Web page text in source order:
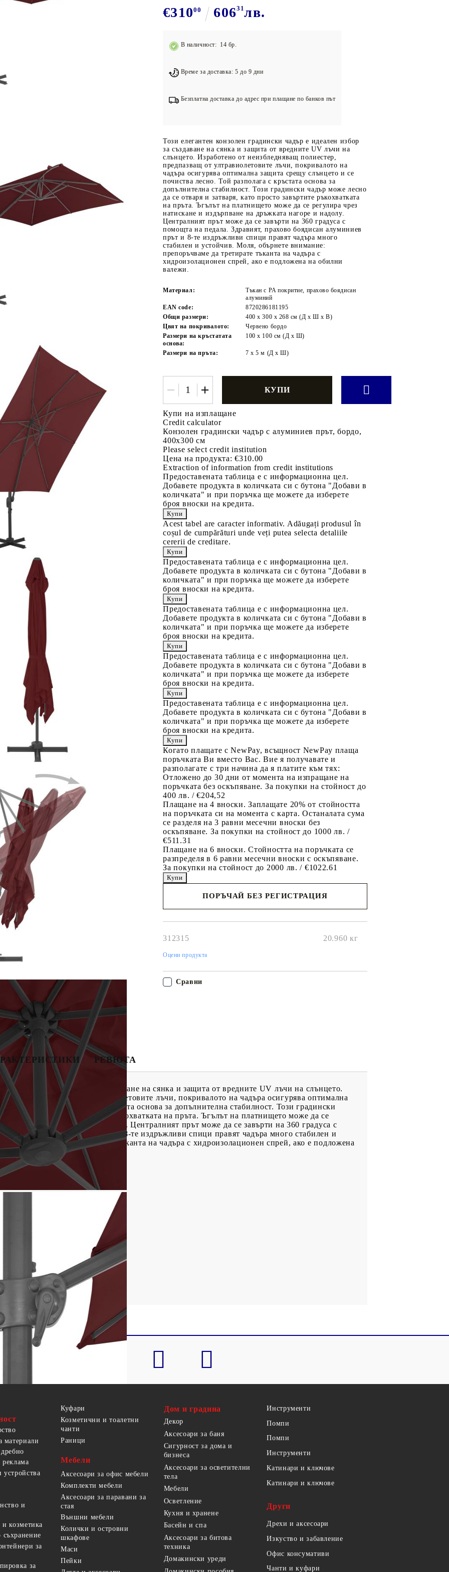
Подложки за фитнес уреди
Волейбол
€31000 60631лв.
В наличност: 14 бр.
Време за доставка: 5 до 9 дни
Безплатна доставка до адрес при плащане по банков път
Този елегантен конзолен градински чадър е идеален избор
за създаване на сянка и защита от вредните UV лъчи на
слънцето. Изработено от неизбледняващ полиестер,
предпазващ от ултравиолетовите лъчи, покривалото на
чадъра осигурява оптимална защита срещу слънцето и се
почиства лесно. Той разполага с кръстата основа за
допълнителна стабилност. Този градински чадър може лесно
да се отваря и затваря, като просто завъртите ръкохватката
на пръта. Ъгълът на платнището може да се регулира чрез
натискане и издърпване на дръжката нагоре и надолу.
Централният прът може да се завърти на 360 градуса с
помощта на педала. Здравият, прахово боядисан алуминиев
прът и 8-те издръжливи спици правят чадъра много
стабилен и устойчив. Моля, обърнете внимание:
препоръчваме да третирате тъканта на чадъра с
хидроизолационен спрей, ако е подложена на обилни
валежи.
Материал:
Тъкан с PA покритие, прахово боядисан
алуминий
EAN code:
8720286181195
Общи размери:
400 x 300 x 268 cм (Д x Ш x В)
Цвят на покривалото:
Червено бордо
Размери на кръстатата
основа:
100 x 100 см (Д x Ш)
Размери на пръта: 7 x 5 м (Д x Ш)
Купи на изплащане
Credit calculator
Конзолен градински чадър с алуминиев прът, бордо,
400x300 см
Please select credit institution
Цена на продукта: €310.00
Extraction of information from credit institutions
Предоставената таблица е с информационна цел.
Добавете продукта в количката си с бутона "Добави в
количката" и при поръчка ще можете да изберете
броя вноски на кредита.
Acest tabel are caracter informativ. Adăugați produsul în
coșul de cumpărături unde veți putea selecta detaliile
cererii de creditare.
Предоставената таблица е с информационна цел.
Добавете продукта в количката си с бутона "Добави в
количката" и при поръчка ще можете да изберете
броя вноски на кредита.
Предоставената таблица е с информационна цел.
Добавете продукта в количката си с бутона "Добави в
количката" и при поръчка ще можете да изберете
броя вноски на кредита.
Предоставената таблица е с информационна цел.
Добавете продукта в количката си с бутона "Добави в
количката" и при поръчка ще можете да изберете
броя вноски на кредита.
Предоставената таблица е с информационна цел.
Добавете продукта в количката си с бутона "Добави в
количката" и при поръчка ще можете да изберете
броя вноски на кредита.
Когато плащате с NewPay, всъщност NewPay плаща
поръчката Ви вместо Вас. Вие я получавате и
разполагате с три начина да я платите към тях:
Отложено до 30 дни от момента на изпращане на
поръчката без оскъпяване. За покупки на стойност до
400 лв. / €204,52
Плащане на 4 вноски. Заплащате 20% от стойността
на поръчката си на момента с карта. Останалата сума
се разделя на 3 равни месечни вноски без
оскъпяване. За покупки на стойност до 1000 лв. /
€511.31
Плащане на 6 вноски. Стойността на поръчката се
разпределя в 6 равни месечни вноски с оскъпяване.
За покупки на стойност до 2000 лв. / €1022.61
ПОРЪЧАЙ БЕЗ РЕГИСТРАЦИЯ
312315 20.960 кг
Оцени продукта
Сравни
РЕВЮТА
чадър е идеален избор за създаване на сянка и защита от вредните UV лъчи на слънцето.
предпазващ от ултравиолетовите лъчи, покривалото на чадъра осигурява оптимална
лесно. Той разполага с кръстата основа за допълнителна стабилност. Този градински
като просто завъртите ръкохватката на пръта. Ъгълът на платнището може да се
на дръжката нагоре и надолу. Централният прът може да се завърти на 360 градуса с
боядисан алуминиев прът и 8-те издръжливи спици правят чадъра много стабилен и
препоръчваме да третирате тъканта на чадъра с хидроизолационен спрей, ако е подложена
бордо
прахово боядисан алуминий
въртящ се дизайн
материали
и
козметика
за
за
Куфари
Козметични и тоалетни
чанти
Раници
Мебели
Аксесоари за офис мебели
Комплекти мебели
Аксесоари за паравани за
стая
Външни мебели
Колички и островни
шкафове
Маси
Пейки
Дом и градина
Декор
Аксесоари за баня
Сигурност за дома и
бизнеса
Аксесоари за осветителни
тела
Мебели
Осветление
Кухня и хранене
Басейн и спа
Аксесоари за битова
техника
Домакински уреди
Инструменти
Помпи
Помпи
Инструменти
Катинари и ключове
Катинари и ключове
Други
Дрехи и аксесоари
Изкуство и забавление
Офис консумативи
Чанти и куфари